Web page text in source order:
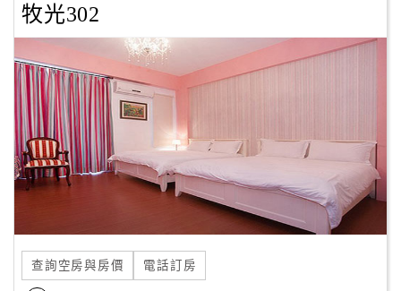
聯
單
Line
線
上
客
紅
牧光302
查詢空房與房價 電話訂房